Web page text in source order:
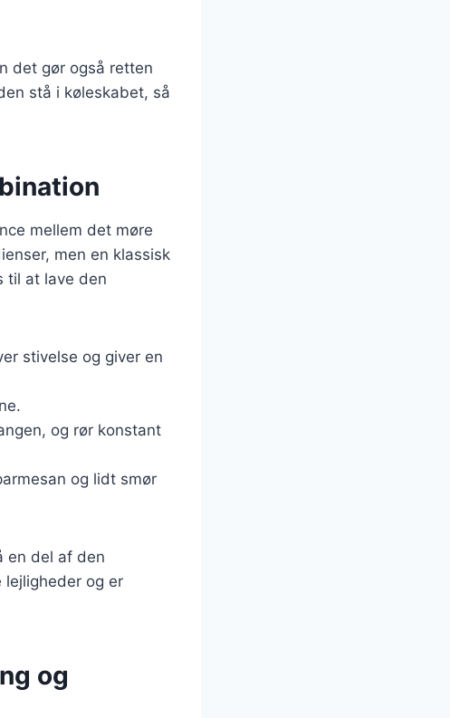
det gør også retten
stå i køleskabet, så
mellem det møre
men en klassisk
til at lave den
stivelse og giver en
og rør konstant
og lidt smør
en del af den
og er
og